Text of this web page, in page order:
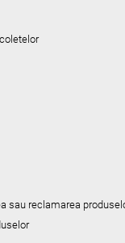
sau reclamarea